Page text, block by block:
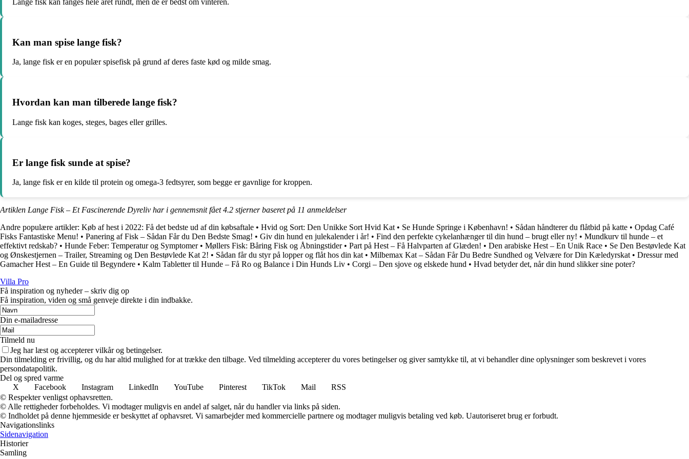
Lange fisk kan fanges hele året rundt, men de er bedst om vinteren.
Kan man spise lange fisk?
Ja, lange fisk er en populær spisefisk på grund af deres faste kød og milde smag.
Hvordan kan man tilberede lange fisk?
Lange fisk kan koges, steges, bages eller grilles.
Er lange fisk sunde at spise?
Ja, lange fisk er en kilde til protein og omega-3 fedtsyrer, som begge er gavnlige for kroppen.
Artiklen Lange Fisk – Et Fascinerende Dyreliv har i gennemsnit fået4.2 stjerner baseret på 11 anmeldelser
Andre populære artikler: Køb af hest i 2022: Få det bedste ud af din købsaftale • Hvid og Sort: Den Unikke Sort Hvid Kat • Se Hunde Springe i København! • Sådan håndterer du flåtbid på katte • Opdag Café
Fisks Fantastiske Menu! • Panering af Fisk – Sådan Får du Den Bedste Smag! • Giv din hund en julekalender i år! • Find den perfekte cykelanhænger til din hund – brugt eller ny! • Mundkurv til hunde – et
effektivt redskab? • Hunde Feber: Temperatur og Symptomer• Møllers Fisk: Båring Fisk og Åbningstider• Part på Hest – Få Halvparten af Glæden! • Den arabiske Hest – En Unik Race • Se Den Bestøvlede Kat
og Ønskestjernen – Trailer, Streaming og Den Bestøvlede Kat 2! • Sådan får du styr på lopper og flåt hos din kat • Milbemax Kat – Sådan Får Du Bedre Sundhed og Velvære for Din Kæledyrskat • Dressur med
Gamacher Hest – En Guide til Begyndere • Kalm Tabletter til Hunde – Få Ro og Balance i Din Hunds Liv • Corgi – Den sjove og elskede hund • Hvad betyder det, når din hund slikker sine poter?
Villa Pro
Få inspiration og nyheder – skriv dig op
Få inspiration, viden og små genveje direkte i din indbakke.
Din e-mailadresse
Tilmeld nu
Jeg har læst og accepterer vilkår og betingelser.
Din tilmelding er frivillig, og du har altid mulighed for at trække den tilbage. Ved tilmelding accepterer du vores betingelser og giver samtykke til, at vi behandler dine oplysninger som beskrevet i vores
persondatapolitik.
Del og spred varme
X
Facebook Instagram LinkedIn YouTube Pinterest TikTok Mail
RSS
© Respekter venligst ophavsretten.
© Alle rettigheder forbeholdes. Vi modtager muligvis en andel af salget, når du handler via links på siden.
© Indholdet på denne hjemmeside er beskyttet af ophavsret. Vi samarbejder med kommercielle partnere og modtager muligvis betaling ved køb. Uautoriseret brug er forbudt.
Navigationslinks
Sidenavigation
Historier
Samling